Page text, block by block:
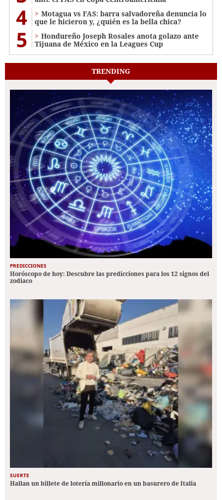
4
Motagua vs FAS: barra salvadoreña denuncia lo
que le hicieron y, ¿quién es la bella chica?
5
Hondureño Joseph Rosales anota golazo ante
Tijuana de México en la Leagues Cup
TRENDING
PREDICCIONES
Horóscopo de hoy: Descubre las predicciones para los 12 signos del
zodiaco
SUERTE
Hallan un billete de lotería millonario en un basurero de Italia